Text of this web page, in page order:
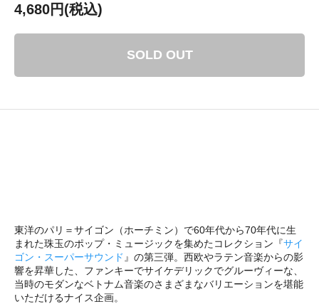
4,680円(税込)
SOLD OUT
東洋のパリ＝サイゴン（ホーチミン）で60年代から70年代に生
まれた珠玉のポップ・ミュージックを集めたコレクション『サイ
ゴン・スーパーサウンド 』の第三弾。西欧やラテン音楽からの影
響を昇華した、ファンキーでサイケデリックでグルーヴィーな、
当時のモダンなベトナム音楽のさまざまなバリエーションを堪能
いただけるナイス企画。